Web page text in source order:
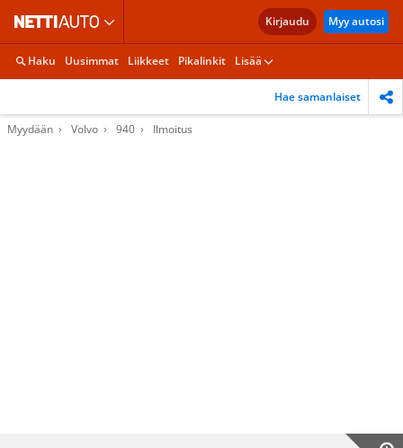
Kirjaudu Myy autosi
Haku Uusimmat Liikkeet Pikalinkit Lisää
Hae samanlaiset
Myydään Volvo 940 Ilmoitus